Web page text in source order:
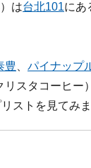
は台北101にあ
豊 パイナップ
リスタコーヒ
ストを見てみま